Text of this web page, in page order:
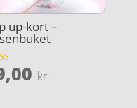
up-kort –
kr.